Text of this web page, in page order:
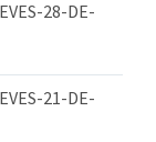
28-DE-
21-DE-